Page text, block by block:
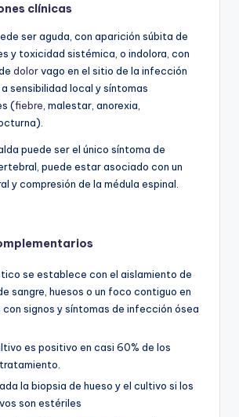
clínicas
ser aguda, con aparición súbita de
y toxicidad sistémica, o indolora, con
dolorvago en el sitio de la infección
sensibilidad local y síntomas
(fiebre , malestar, anorexia,
puede ser el único síntoma de
puede estar asociado con un
y compresión de la médula espinal.
se establece con el aislamiento de
sangre, huesos o un foco contiguo en
signos y síntomas de infección ósea
es positivo en casi 60% de los
la biopsia de hueso y el cultivo si los
son estériles